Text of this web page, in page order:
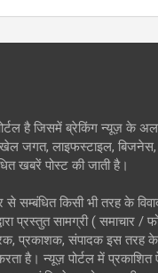
है जिसमें ब्रेकिंग न्यूज़ के
जगत, लाइफस्टाइल, बिजनेस,
खबरें पोस्ट की जाती है।
से सम्बंधित किसी भी तरह के
प्रस्तुत सामग्री ( समाचार /
प्रकाशक, संपादक इस तरह
है। न्यूज़ पोर्टल में